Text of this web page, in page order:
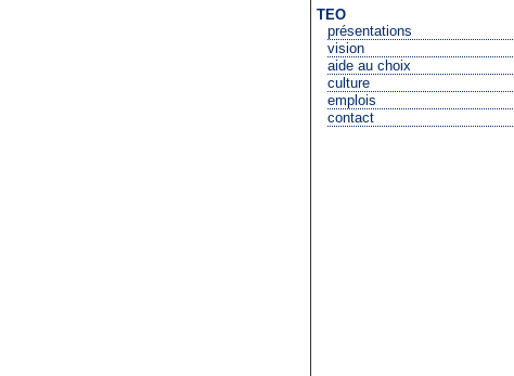
TEO
présentations
vision
aide au choix
culture
emplois
contact